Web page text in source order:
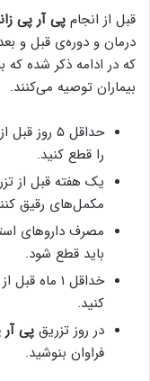
قبل از انجام پی آر پی
درمان و دوره‌ی قبل و
که در ادامه ذکر شده که
بیماران توصیه می‌کنند.
حداقل ۵
را قطع کنید.
یک هفته قبل از
مکمل‌های رقیق
باید قطع شود.
خداقل ۱
کنید.
در روز تزریق پی آر
فراوان بنوشید.